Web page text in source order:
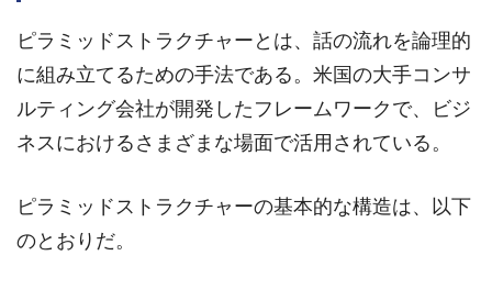
ピラミッドストラクチャーとは、話の流れを論理的
に組み立てるための手法である。米国の大手コンサ
ルティング会社が開発したフレームワークで、ビジ
ネスにおけるさまざまな場面で活用されている。
ピラミッドストラクチャーの基本的な構造は、以下
のとおりだ。